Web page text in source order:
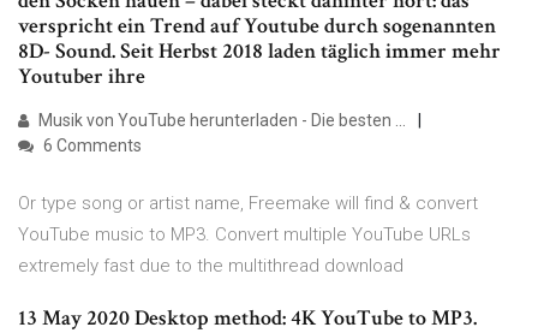
verspricht ein Trend auf Youtube durch sogenannten
8D- Sound. Seit Herbst 2018 laden täglich immer mehr
Youtuber ihre
Musik von YouTube herunterladen - Die besten …
6 Comments
Or type song or artist name, Freemake will find & convert
YouTube music to MP3. Convert multiple YouTube URLs
extremely fast due to the multithread download
13 May 2020 Desktop method: 4K YouTube to MP3.